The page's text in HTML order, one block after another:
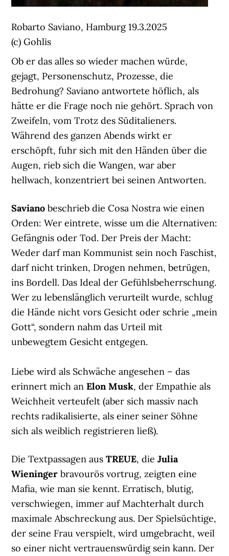
Robarto Saviano, Hamburg 19.3.2025
(c) Gohlis
Ob er das alles so wieder machen würde,
gejagt, Personenschutz, Prozesse, die
Bedrohung? Saviano antwortete höflich, als
hätte er die Frage noch nie gehört. Sprach von
Zweifeln, vom Trotz des Süditalieners.
Während des ganzen Abends wirkt er
erschöpft, fuhr sich mit den Händen über die
Augen, rieb sich die Wangen, war aber
hellwach, konzentriert bei seinen Antworten.
Savianobeschrieb die Cosa Nostra wie einen
Orden: Wer eintrete, wisse um die Alternativen:
Gefängnis oder Tod. Der Preis der Macht:
Weder darf man Kommunist sein noch Faschist,
darf nicht trinken, Drogen nehmen, betrügen,
ins Bordell. Das Ideal der Gefühlsbeherrschung.
Wer zu lebenslänglich verurteilt wurde, schlug
die Hände nicht vors Gesicht oder schrie „mein
Gott“, sondern nahm das Urteil mit
unbewegtem Gesicht entgegen.
Liebe wird als Schwäche angesehen – das
erinnert mich anElon Musk, der Empathie als
Weichheit verteufelt (aber sich massiv nach
rechts radikalisierte, als einer seiner Söhne
sich als weiblich registrieren ließ).
Die Textpassagen ausTREUE, dieJulia
Wieningerbravourös vortrug, zeigten eine
Mafia, wie man sie kennt. Erratisch, blutig,
verschwiegen, immer auf Machterhalt durch
maximale Abschreckung aus. Der Spielsüchtige,
der seine Frau verspielt, wird umgebracht, weil
so einer nicht vertrauenswürdig sein kann. Der